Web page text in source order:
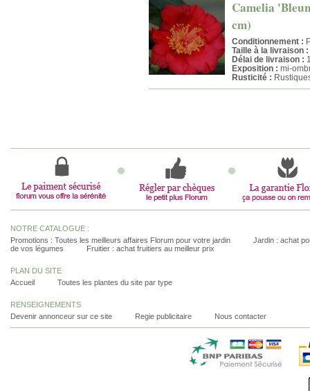
Camelia
cm)
Conditionnement :
Taille à la livraison :
Délai de livraison :
Exposition : mi-
Rusticité :
NOTRE CATALOGUE :
Promotions : Toutes les meilleurs affaires Florum pour votre jardin
Jardin : achat
de vos légumes
Fruitier : achat fruitiers au meilleur prix
PLAN DU SITE
Accueil
Toutes les plantes du site par type
RENSEIGNEMENTS
Devenir annonceur sur ce site
Regie publicitaire Nous contacter